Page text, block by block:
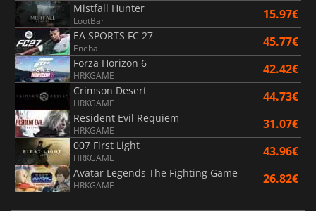
Mistfall Hunter
LootBar 15.97€
EA SPORTS FC 27
Eneba 45.77€
Forza Horizon 6
HRKGAME 42.42€
Crimson Desert
HRKGAME 44.73€
Resident Evil Requiem
HRKGAME 31.07€
007 First Light
HRKGAME 43.96€
Avatar Legends The Fighting Game
HRKGAME 26.82€